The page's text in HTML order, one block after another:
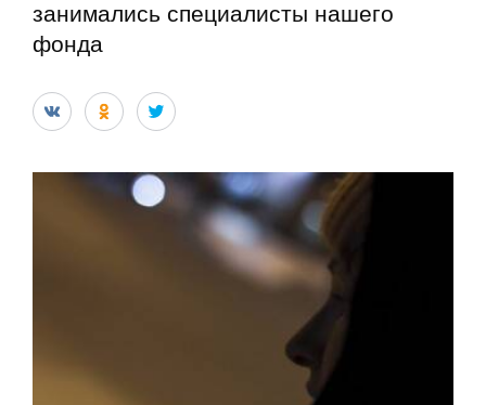
занимались специалисты нашего
фонда